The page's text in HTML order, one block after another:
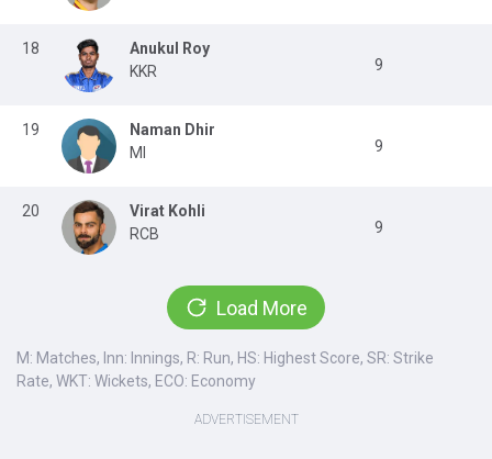
18
Anukul Roy
KKR
9
19
Naman Dhir
MI
9
20
Virat Kohli
RCB
9
Load More
M: Matches, Inn: Innings, R: Run, HS: Highest Score, SR: Strike
Rate, WKT: Wickets, ECO: Economy